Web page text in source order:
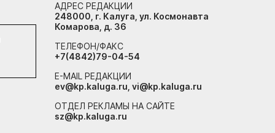
АДРЕС РЕДАКЦИИ
248000, г. Калуга, ул. Космонавта
Комарова, д. 36
ТЕЛЕФОН/ФАКС
+7(4842)79-04-54
E-MAIL РЕДАКЦИИ
ev@kp.kaluga.ru, vi@kp.kaluga.ru
ОТДЕЛ РЕКЛАМЫ НА САЙТЕ
sz@kp.kaluga.ru